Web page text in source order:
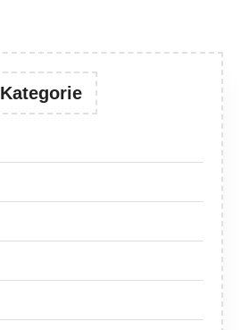
Kategorie